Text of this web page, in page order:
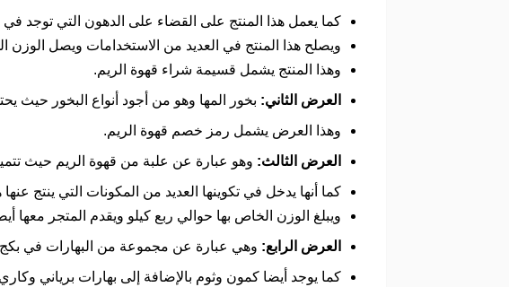
كما يعمل هذا المنتج على القضاء على الدهون التي توجد
ويصلح هذا المنتج في العديد من الاستخدامات ويصل الوزن
وهذا المنتج يشمل قسيمة شراء قهوة الريم.
العرض الثاني: بخور المها وهو من أجود أنواع البخور حيث
وهذا العرض يشمل رمز خصم قهوة الريم.
العرض الثالث: وهو عبارة عن علبة من قهوة الريم حيث
كما أنها يدخل في تكوينها العديد من المكونات التي ينتج
ويبلغ الوزن الخاص بها حوالي ربع كيلو ويقدم المتجر
العرض الرابع: وهي عبارة عن مجموعة من البهارات في بكج واحد متكامل، حيث يتكون من
كما يوجد أيضا كمون وثوم بالإضافة إلى بهارات برياني